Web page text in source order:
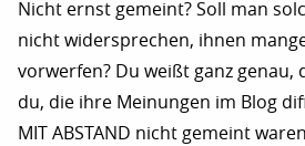
Nicht ernst gemeint? Soll man
nicht widersprechen, ihnen
vorwerfen? Du weißt ganz genau,
du, die ihre Meinungen im Blog
MIT ABSTAND nicht gemeint